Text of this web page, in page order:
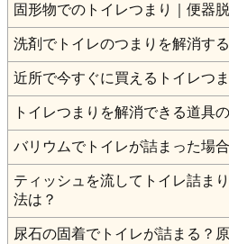
固形物でのトイレつまり｜便器
洗剤でトイレのつまりを解消す
近所で今すぐに買えるトイレつ
トイレつまりを解消できる道具
バリウムでトイレが詰まった場
ティッシュを流してトイレ詰ま
法は？
尿石の固着でトイレが詰まる？